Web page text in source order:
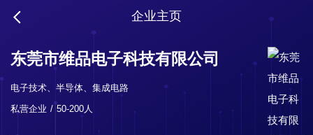
企业主页
东莞市维品电子科技有限公司
电子技术、半导体、集成电路
私营企业
50-200人